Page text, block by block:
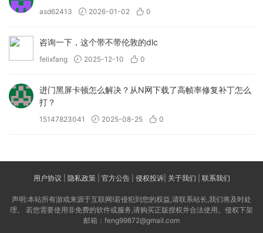
asd62413 2026-01-02 0
咨询一下，这个带不带伦敦的dlc
felixfang 2025-12-10 0
进门黑屏卡顿怎么解决？从N网下载了高帧率修复补丁怎么
打？
15147823041 2025-08-25 0
用户协议 隐私政策| 官方公告| 侵权投诉| 关于我们 联系我们
声明:本站所有游戏来源于互联网!若侵犯到您的权益,请联系站长,我们将及时处
理。 若您需要使用非免费的软件或服务,请购买正版授权并合法使用。侵权下架
邮箱：feng99872@gmail.com